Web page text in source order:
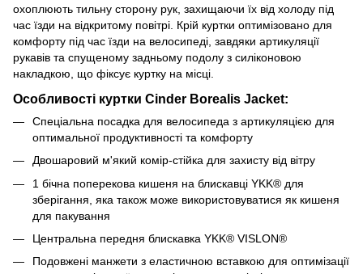
охоплюють тильну сторону рук, захищаючи їх від холоду під
час їзди на відкритому повітрі. Крій куртки оптимізовано для
комфорту під час їзди на велосипеді, завдяки артикуляції
рукавів та спущеному задньому подолу з силіконовою
накладкою, що фіксує куртку на місці.
Особливості куртки Cinder Borealis Jacket:
Спеціальна посадка для велосипеда з артикуляцією для
оптимальної продуктивності та комфорту
Двошаровий м'який комір-стійка для захисту від вітру
1 бічна поперекова кишеня на блискавці YKK® для
зберігання, яка також може використовуватися як кишеня
для пакування
Центральна передня блискавка YKK® VISLON®
Подовжені манжети з еластичною вставкою для оптимізації